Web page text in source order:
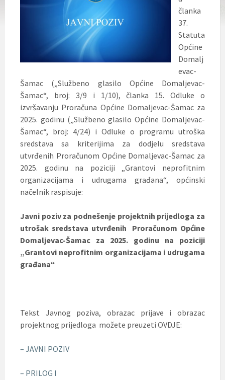
članka
37.
Statuta
Općine
Domalj
evac-
Šamac („Službeno glasilo Općine Domaljevac-
Šamac“, broj: 3/9 i 1/10), članka 15. Odluke o
izvršavanju Proračuna Općine Domaljevac-Šamac za
2025. godinu („Službeno glasilo Općine Domaljevac-
Šamac“, broj: 4/24) i Odluke o programu utroška
sredstava sa kriterijima za dodjelu sredstava
utvrđenih Proračunom Općine Domaljevac-Šamac za
2025. godinu na poziciji „Grantovi neprofitnim
organizacijama i udrugama građana“, općinski
načelnik raspisuje:
Javni poziv za podnešenje projektnih prijedloga za
utrošak sredstava utvrđenih Proračunom Općine
Domaljevac-Šamac za 2025. godinu na poziciji
„Grantovi neprofitnim organizacijama i udrugama
građana“
Tekst Javnog poziva, obrazac prijave i obrazac
projektnog prijedloga možete preuzeti OVDJE:
– JAVNI POZIV
– PRILOG I